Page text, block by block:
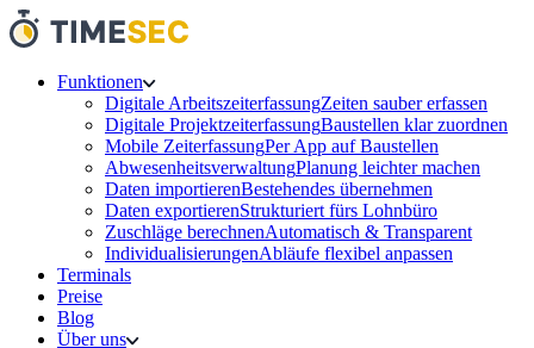
Funktionen
Digitale ArbeitszeiterfassungZeiten sauber erfassen
Digitale ProjektzeiterfassungBaustellen klar zuordnen
Mobile ZeiterfassungPer App auf Baustellen
AbwesenheitsverwaltungPlanung leichter machen
Daten importierenBestehendes übernehmen
Daten exportierenStrukturiert fürs Lohnbüro
Zuschläge berechnenAutomatisch & Transparent
IndividualisierungenAbläufe flexibel anpassen
Terminals
Preise
Blog
Über uns